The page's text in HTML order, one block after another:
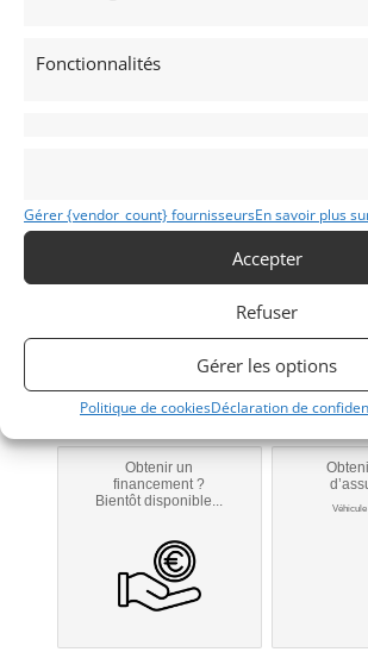
Fonctionnalités
Gérer {vendor_count} fournisseursEn savoir plus
Accepter
Refuser
Gérer les options
Politique de cookiesDéclaration de
Italiennes
1971
MONACO
Modifier mon annonce
Obtenir un
financement ?
Bientôt disponible...